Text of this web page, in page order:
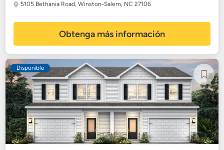
5105 Bethania Road,Winston-Salem, NC 27106
Obtenga más información
Disponible